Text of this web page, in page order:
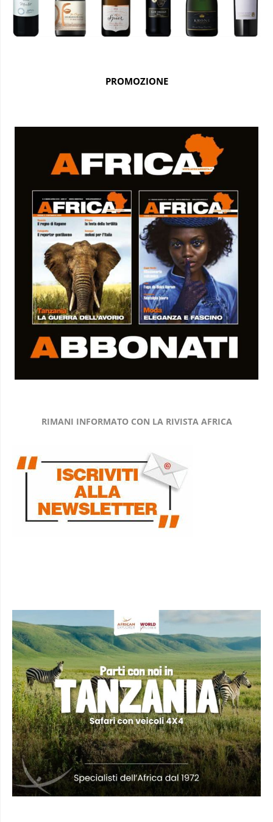
PROMOZIONE
RIMANI INFORMATO CON LA RIVISTA AFRICA